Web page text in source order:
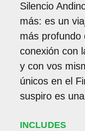
Silencio
más: es un
más profundo
conexión con
y con vos
únicos en el
suspiro es
INCLUDES